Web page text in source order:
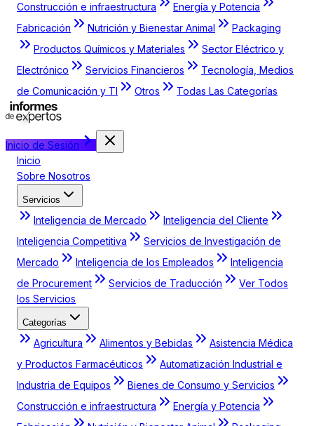
Construcción e infraestructura
Energía y Potencia
Fabricación
Nutrición y Bienestar Animal
Packaging
Productos Químicos y Materiales
Sector Eléctrico y
Electrónico
Servicios Financieros
Tecnología, Medios
de Comunicación y TI
Otros Todas Las Categorías
Inicio de Sesión
Inicio
Sobre Nosotros
Servicios
Inteligencia de Mercado
Inteligencia del Cliente
Inteligencia Competitiva
Servicios de Investigación de
Mercado
Inteligencia de los Empleados
Inteligencia
de Procurement
Servicios de Traducción
Ver Todos
los Servicios
Categorías
Agricultura Alimentos y Bebidas
Asistencia Médica
y Productos Farmacéuticos
Automatización Industrial e
Industria de Equipos
Bienes de Consumo y Servicios
Construcción e infraestructura
Energía y Potencia